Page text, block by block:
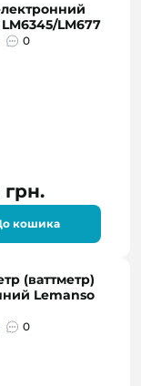
LM677
0
грн.
кошика
(ваттметр)
Lemanso
0